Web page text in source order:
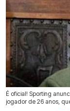
É oficial! Sporting
jogador de 26 anos,